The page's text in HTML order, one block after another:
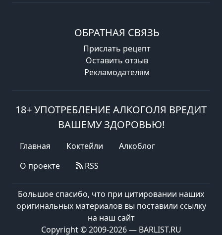
ОБРАТНАЯ СВЯЗЬ
Прислать рецепт
Оставить отзыв
Рекламодателям
18+ УПОТРЕБЛЕНИЕ АЛКОГОЛЯ ВРЕДИТ
ВАШЕМУ ЗДОРОВЬЮ!
Главная Коктейли
Алкоблог
О проекте
RSS
Большое спасибо, что при цитировании наших
оригинальных материалов вы поставили ссылку
на наш сайт
Copyright © 2009-2026 — BARLIST.RU